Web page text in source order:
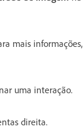
mais informações,
uma interação.
direita.